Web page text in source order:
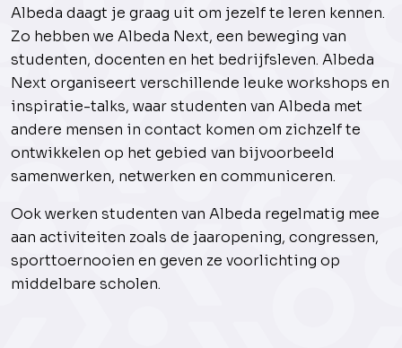
Albeda daagt je graag uit om jezelf te leren kennen.
Zo hebben we Albeda Next, een beweging van
studenten, docenten en het bedrijfsleven. Albeda
Next organiseert verschillende leuke workshops en
inspiratie-talks, waar studenten van Albeda met
andere mensen in contact komen om zichzelf te
ontwikkelen op het gebied van bijvoorbeeld
samenwerken, netwerken en communiceren.
Ook werken studenten van Albeda regelmatig mee
aan activiteiten zoals de jaaropening, congressen,
sporttoernooien en geven ze voorlichting op
middelbare scholen.